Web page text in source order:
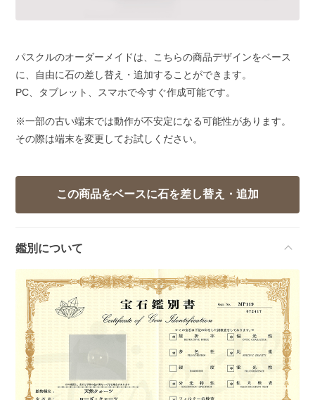
パスクルのオーダーメイドは、こちらの商品デザインをベース
に、自由に石の差し替え・追加することができます。
PC、タブレット、スマホで今すぐ作成可能です。
※一部の古い端末では動作が不安定になる可能性があります。
その際は端末を変更してお試しください。
鑑別について